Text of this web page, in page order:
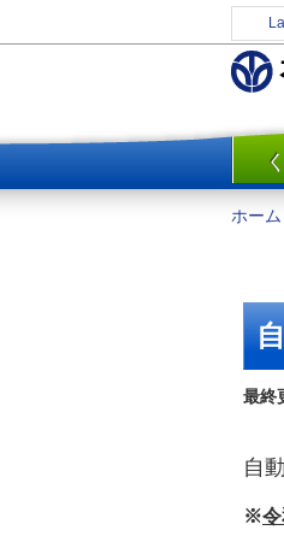
防災
水道
住
環境
イク
河川
ホーム
最終
自
※